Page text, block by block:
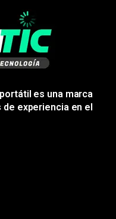
es una marca
de experiencia en el